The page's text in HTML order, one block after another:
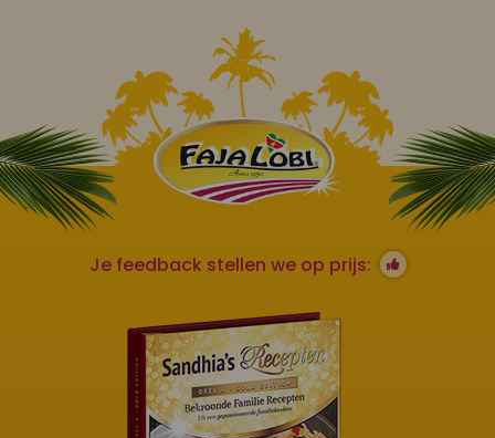
Je feedback stellen we op prijs: